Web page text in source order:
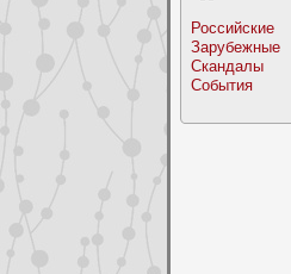
Российские
Заpyбежные
Скандалы
События